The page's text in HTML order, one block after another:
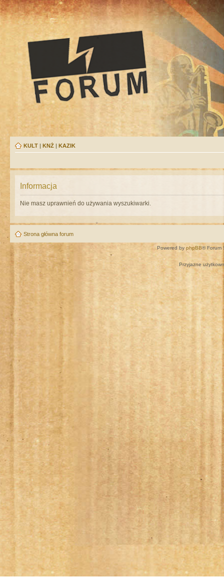
KULT | KNŻ | KAZIK
Informacja
Nie masz uprawnień do używania wyszukiwarki.
Strona główna forum
Powered by phpBB® Forum
Przyjazne